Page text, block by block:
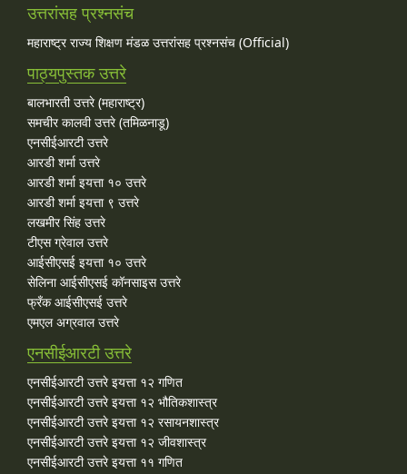
उत्तरांसह प्रश्नसंच
महाराष्ट्र राज्य शिक्षण मंडळ उत्तरांसह प्रश्नसंच (Official)
पाठ्यपुस्तक उत्तरे
बालभारती उत्तरे (महाराष्ट्र)
समचीर कालवी उत्तरे (तमिळनाडू)
एनसीईआरटी उत्तरे
आरडी शर्मा उत्तरे
आरडी शर्मा इयत्ता १० उत्तरे
आरडी शर्मा इयत्ता ९ उत्तरे
लखमीर सिंह उत्तरे
टीएस ग्रेवाल उत्तरे
आईसीएसई इयत्ता १० उत्तरे
सेलिना आईसीएसई कॉनसाइस उत्तरे
फ्रँक आईसीएसई उत्तरे
एमएल अग्रवाल उत्तरे
एनसीईआरटी उत्तरे
एनसीईआरटी उत्तरे इयत्ता १२ गणित
एनसीईआरटी उत्तरे इयत्ता १२ भौतिकशास्त्र
एनसीईआरटी उत्तरे इयत्ता १२ रसायनशास्त्र
एनसीईआरटी उत्तरे इयत्ता १२ जीवशास्त्र
एनसीईआरटी उत्तरे इयत्ता ११ गणित